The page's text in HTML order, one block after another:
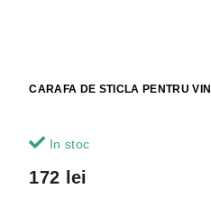
CARAFA DE STICLA PENTRU
In stoc
172 lei